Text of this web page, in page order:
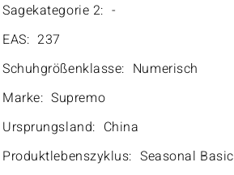
Sagekategorie 2: -
EAS: 237
Schuhgrößenklasse: Numerisch
Marke: Supremo
Ursprungsland: China
Produktlebenszyklus: Seasonal Basic